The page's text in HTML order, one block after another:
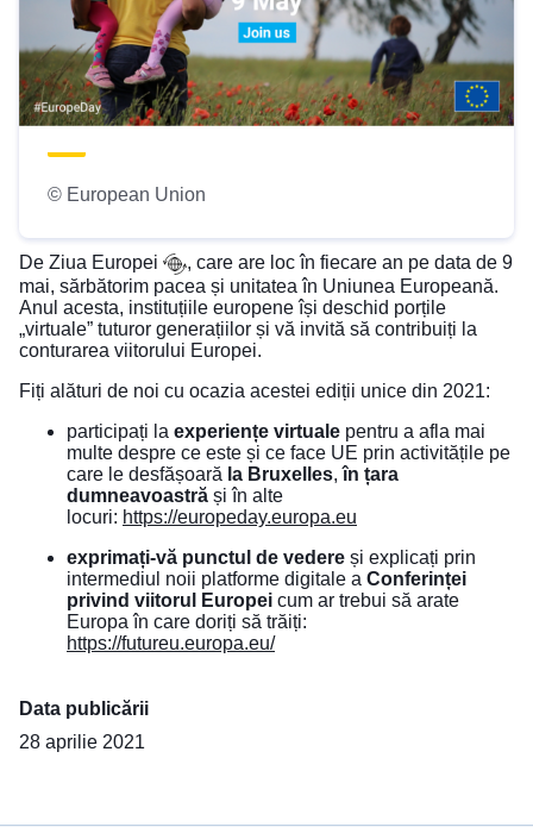
© European Union
De Ziua Europei
, care are loc în fiecare an pe data de 9
mai, sărbătorim pacea și unitatea în Uniunea Europeană.
Anul acesta, instituțiile europene își deschid porțile
„virtuale” tuturor generațiilor și vă invită să contribuiți la
conturarea viitorului Europei.
Fiți alături de noi cu ocazia acestei ediții unice din 2021:
participați la experiențe virtuale pentru a afla mai
multe despre ce este și ce face UE prin activitățile pe
care le desfășoară la Bruxelles,în țara
dumneavoastră și în alte
locuri: https://europeday.europa.eu
exprimați-vă punctul de vedere și explicați prin
intermediul noii platforme digitale a Conferinței
privind viitorul Europei cum ar trebui să arate
Europa în care doriți să trăiți:
https://futureu.europa.eu/
Data publicării
28 aprilie 2021